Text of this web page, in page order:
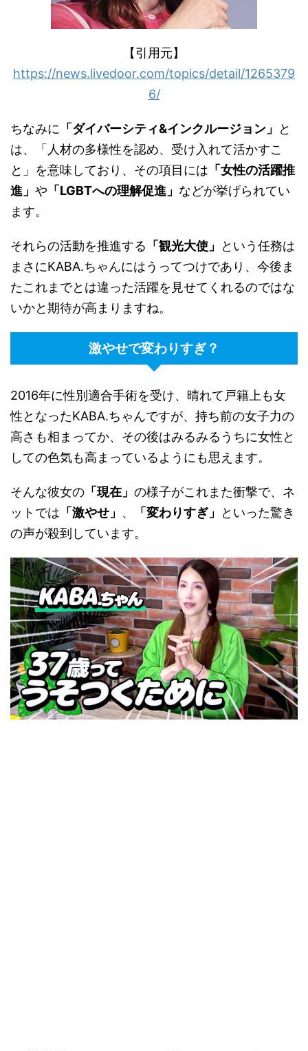
【引用元】
https://news.livedoor.com/topics/detail/1265379
6/
ちなみに 「ダイバーシティ&インクルージョン」
と
は、「人材の多様性を認め、受け入れて活かすこ
と」を意味しており、その項目には 「女性の活躍推
進」 や 「 LGBTへの理解促進」 などが挙げられてい
ます。
それらの活動を推進する 「観光大使」
という任務は
まさにKABA.ちゃんにはうってつけであり、今後ま
たこれまでとは違った活躍を見せてくれるのではな
いかと期待が高まりますね。
激やせで変わりすぎ？
2016年に性別適合手術を受け、晴れて戸籍上も女
性となったKABA.ちゃんですが、持ち前の女子力の
高さも相まってか、その後はみるみるうちに女性と
しての色気も高まっているようにも思えます。
そんな彼女の 「現在」 の様子がこれまた衝撃で、ネ
ットでは 「激やせ」 、 「変わりすぎ」
といった驚き
の声が殺到しています。